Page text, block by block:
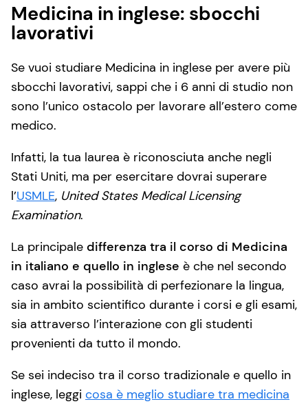
Medicina in inglese: sbocchi
lavorativi
Se vuoi studiare Medicina in inglese per avere più
sbocchi lavorativi, sappi che i 6 anni di studio non
sono l’unico ostacolo per lavorare all’estero come
medico.
Infatti, la tua laurea è riconosciuta anche negli
Stati Uniti, ma per esercitare dovrai superare
l’USMLE, United States Medical Licensing
Examination.
La principale differenza tra il corso di Medicina
in italiano e quello in inglese è che nel secondo
caso avrai la possibilità di perfezionare la lingua,
sia in ambito scientifico durante i corsi e gli esami,
sia attraverso l’interazione con gli studenti
provenienti da tutto il mondo.
Se sei indeciso tra il corso tradizionale e quello in
inglese, leggi cosa è meglio studiare tra medicina